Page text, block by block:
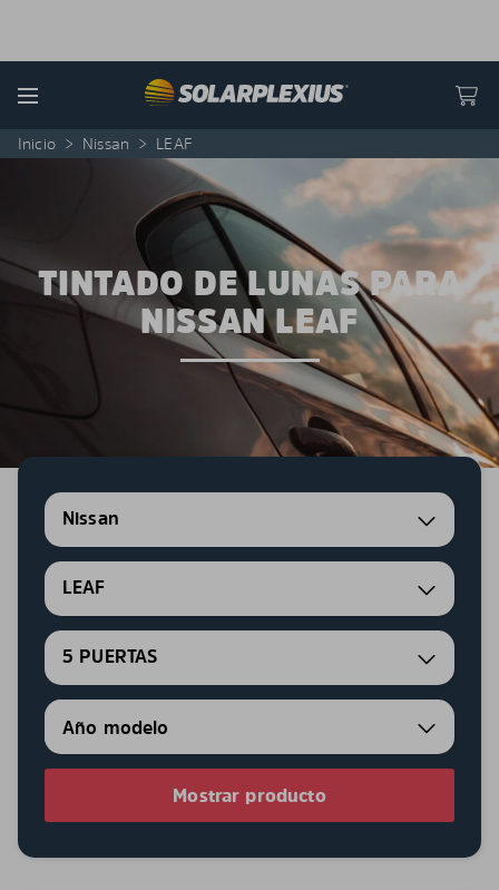
Menu
Inicio > Nissan > LEAF
TINTADO DE LUNAS PARA
NISSAN LEAF
Nissan
LEAF
5 PUERTAS
Mostrar producto